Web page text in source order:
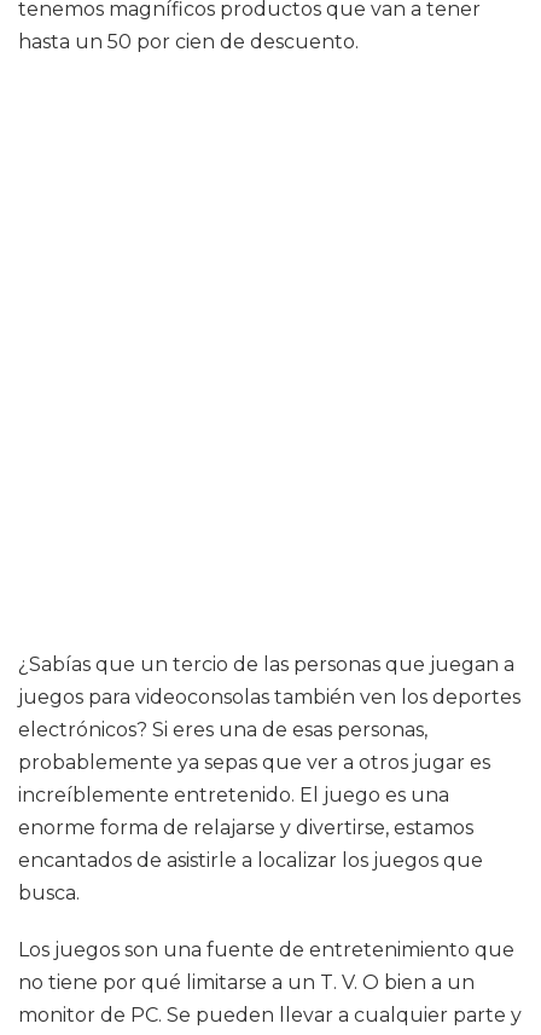
tenemos magníficos productos que van a tener
hasta un 50 por cien de descuento.
¿Sabías que un tercio de las personas que juegan a
juegos para videoconsolas también ven los deportes
electrónicos? Si eres una de esas personas,
probablemente ya sepas que ver a otros jugar es
increíblemente entretenido. El juego es una
enorme forma de relajarse y divertirse, estamos
encantados de asistirle a localizar los juegos que
busca.
Los juegos son una fuente de entretenimiento que
no tiene por qué limitarse a un T. V. O bien a un
monitor de PC. Se pueden llevar a cualquier parte y